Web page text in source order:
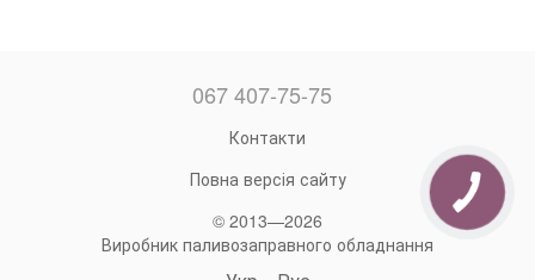
067 407-75-75
Контакти
Повна версія сайту
© 2013—2026
Виробник паливозаправного обладнання